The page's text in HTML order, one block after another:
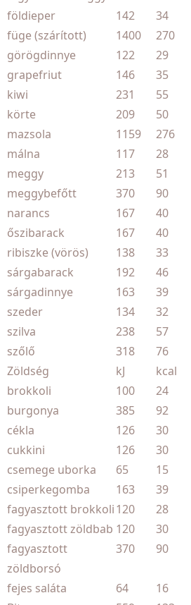
földieper
142 34
füge (szárított)
1400 270
görögdinnye
122 29
grapefriut
146 35
kiwi
231 55
körte
209 50
mazsola
1159 276
málna
117 28
meggy
213 51
meggybefőtt
370 90
narancs
167 40
őszibarack
167 40
ribiszke (vörös)
138 33
sárgabarack
192 46
sárgadinnye
163 39
szeder
134 32
szilva
238 57
szőlő
318 76
Zöldség
kJ kcal
brokkoli
100 24
burgonya
385 92
cékla
126 30
cukkini
126 30
csemege uborka
65 15
csiperkegomba
163 39
fagyasztott brokkoli120 28
fagyasztott zöldbab 120 30
fagyasztott
zöldborsó
370 90
fejes saláta 64 16